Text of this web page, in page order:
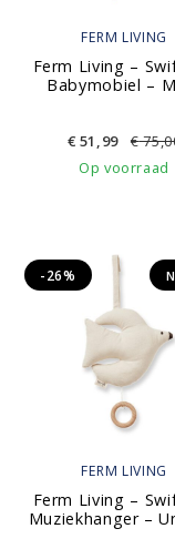
FERM LIVING
Ferm Living –
Babymobiel –
€ 51,99 €
Op voorraad
FERM LIVING
Ferm Living –
Muziekhanger –
-26%